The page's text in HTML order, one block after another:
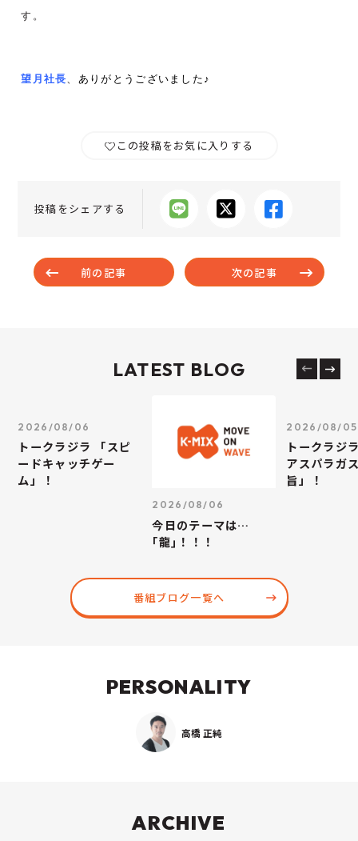
す。
望月社長 ありがとうございました♪
この投稿をお気に入りする
投稿をシェアする
前の記事 次の記事
LATEST BLOG
2026/08/06
トークラジラ 「スピ
ードキャッチゲー
ム」！
2026/08/06
今日のテーマは…
｢龍｣！！！
2026/08/05
トークラジ
アスパラガ
旨」！
番組ブログ一覧へ
PERSONALITY
高橋 正純
ARCHIVE